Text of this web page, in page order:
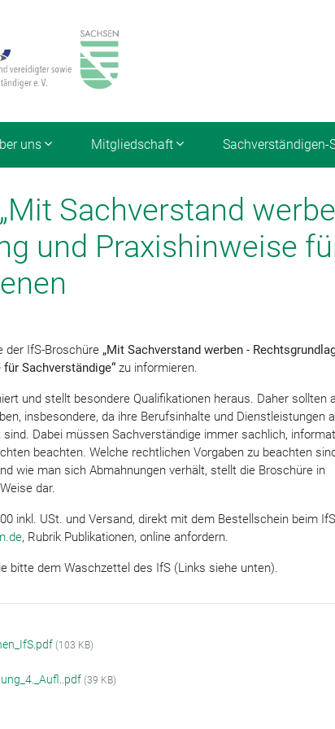
uns Mitgliedschaft Sachverständigen-
Sachverstand
und Praxishinweise
der IfS-Broschüre „Mit Sachverstand werben -
Sachverständige“ zu informieren.
und stellt besondere Qualifikationen heraus. Daher sollten
insbesondere, da ihre Berufsinhalte und Dienstleistungen
Dabei müssen Sachverständige immer sachlich,
beachten. Welche rechtlichen Vorgaben zu beachten
wie man sich Abmahnungen verhält, stellt die Broschüre in
dar.
inkl. USt. und Versand, direkt mit dem Bestellschein beim
, Rubrik Publikationen, online anfordern.
bitte dem Waschzettel des IfS (Links siehe unten).
(103 KB)
(39 KB)